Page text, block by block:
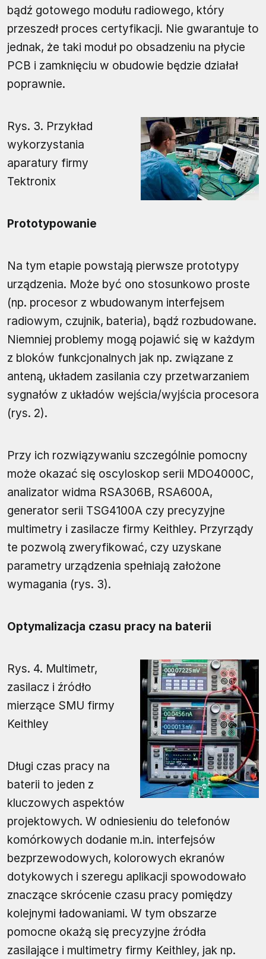
bądź gotowego modułu radiowego, który
przeszedł proces certyfikacji. Nie gwarantuje to
jednak, że taki moduł po obsadzeniu na płycie
PCB i zamknięciu w obudowie będzie działał
poprawnie.
Rys. 3. Przykład
wykorzystania
aparatury firmy
Tektronix
Prototypowanie
Na tym etapie powstają pierwsze prototypy
urządzenia. Może być ono stosunkowo proste
(np. procesor z wbudowanym interfejsem
radiowym, czujnik, bateria), bądź rozbudowane.
Niemniej problemy mogą pojawić się w każdym
z bloków funkcjonalnych jak np. związane z
anteną, układem zasilania czy przetwarzaniem
sygnałów z układów wejścia/wyjścia procesora
(rys. 2).
Przy ich rozwiązywaniu szczególnie pomocny
może okazać się oscyloskop serii MDO4000C,
analizator widma RSA306B, RSA600A,
generator serii TSG4100A czy precyzyjne
multimetry i zasilacze firmy Keithley. Przyrządy
te pozwolą zweryfikować, czy uzyskane
parametry urządzenia spełniają założone
wymagania (rys. 3).
Optymalizacja czasu pracy na baterii
Rys. 4. Multimetr,
zasilacz i źródło
mierzące SMU firmy
Keithley
Długi czas pracy na
baterii to jeden z
kluczowych aspektów
projektowych. W odniesieniu do telefonów
komórkowych dodanie m.in. interfejsów
bezprzewodowych, kolorowych ekranów
dotykowych i szeregu aplikacji spowodowało
znaczące skrócenie czasu pracy pomiędzy
kolejnymi ładowaniami. W tym obszarze
pomocne okażą się precyzyjne źródła
zasilające i multimetry firmy Keithley, jak np.